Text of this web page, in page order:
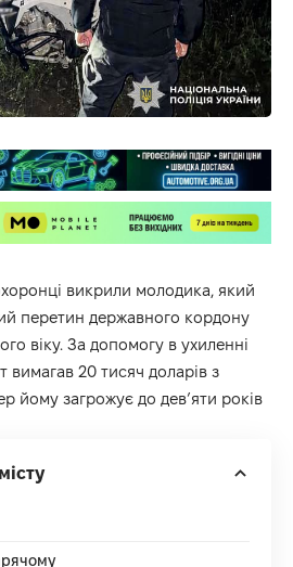
викрили молодика, який
перетин державного кордону
віку. За допомогу в ухиленні
вимагав 20 тисяч доларів з
йому загрожує до дев’яти років